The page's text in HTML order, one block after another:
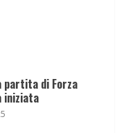
partita di Forza
iniziata